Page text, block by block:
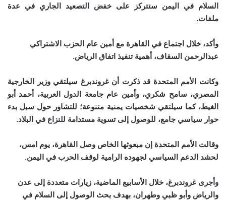
السلام في اليمن ستتركز على خفض التصعيد الجاري في عدة
ملفات.
وأكد، خلال اجتماع في القاهرة مع أمين عام الحزب الاشتراكي
عبدالرحمن السقاف، أهمية تنفيذ اتفاق الرياض.
وكانت الأمم المتحدة قد ذكرت أن غروندبرغ سيلتقي وزير الخارجية
المصري، سامح شكري، وأمين عام جامعة الدول العربية، أحمد أبو
الغيط، كما سيلتقي شخصيات يمنية متنوعة؛ للتشاور حول سبل بدء
حوار سياسي جامع، للوصول إلى تسوية مستدامة للنزاع في البلاد.
وقالت الأمم المتحدة إن مبعوثها الخاص وصل القاهرة، يوم امس،
لحشد الدعم السياسي لجهوده الرامية لوقف الحرب في اليمن.
وأجرى غروندبرغ، خلال الأسابيع الماضية، زيارات متعددة إلى عدن
والرياض وأبو ظبي وطهران، بهدف بحث الوصول إلى السلام في